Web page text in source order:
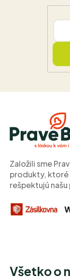
Založili sme
produkty, ktoré
rešpektujú
Všetko o